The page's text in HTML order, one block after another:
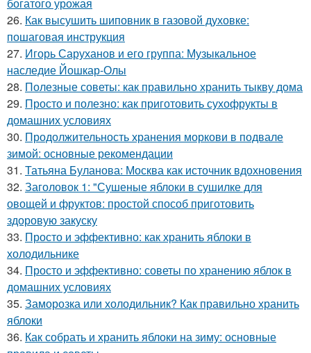
26. Как высушить шиповник в газовой духовке:
пошаговая инструкция
27. Игорь Саруханов и его группа: Музыкальное
наследие Йошкар-Олы
28. Полезные советы: как правильно хранить тыкву дома
29. Просто и полезно: как приготовить сухофрукты в
домашних условиях
30. Продолжительность хранения моркови в подвале
зимой: основные рекомендации
31. Татьяна Буланова: Москва как источник вдохновения
32. Заголовок 1: "Сушеные яблоки в сушилке для
овощей и фруктов: простой способ приготовить
здоровую закуску
33. Просто и эффективно: как хранить яблоки в
холодильнике
34. Просто и эффективно: советы по хранению яблок в
домашних условиях
35. Заморозка или холодильник? Как правильно хранить
яблоки
36. Как собрать и хранить яблоки на зиму: основные